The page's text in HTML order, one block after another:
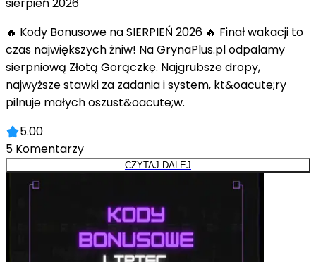
sierpień 2026
🔥 Kody Bonusowe na SIERPIEŃ 2026 🔥 Finał wakacji to
czas największych żniw! Na GrynaPlus.pl odpalamy
sierpniową Złotą Gorączkę. Najgrubsze dropy,
najwyższe stawki za zadania i system, kt&oacute;ry
pilnuje małych oszust&oacute;w.
5.00
5 Komentarzy
CZYTAJ DALEJ